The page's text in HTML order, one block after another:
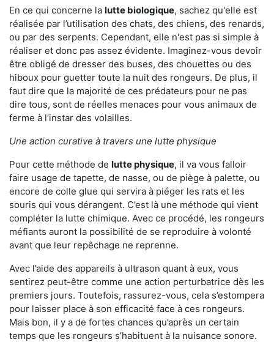
En ce qui concerne la lutte biologique, sachez qu'elle est
réalisée par l’utilisation des chats, des chiens, des renards,
ou par des serpents. Cependant, elle n'est pas si simple à
réaliser et donc pas assez évidente. Imaginez-vous devoir
être obligé de dresser des buses, des chouettes ou des
hiboux pour guetter toute la nuit des rongeurs. De plus, il
faut dire que la majorité de ces prédateurs pour ne pas
dire tous, sont de réelles menaces pour vous animaux de
ferme à l’instar des volailles.
Une action curative à travers une lutte physique
Pour cette méthode de lutte physique, il va vous falloir
faire usage de tapette, de nasse, ou de piège à palette, ou
encore de colle glue qui servira à piéger les rats et les
souris qui vous dérangent. C’est là une méthode qui vient
compléter la lutte chimique. Avec ce procédé, les rongeurs
méfiants auront la possibilité de se reproduire à volonté
avant que leur repêchage ne reprenne.
Avec l’aide des appareils à ultrason quant à eux, vous
sentirez peut-être comme une action perturbatrice dès les
premiers jours. Toutefois, rassurez-vous, cela s’estompera
pour laisser place à son efficacité face à ces rongeurs.
Mais bon, il y a de fortes chances qu’après un certain
temps que les rongeurs s’habituent à la nuisance sonore.